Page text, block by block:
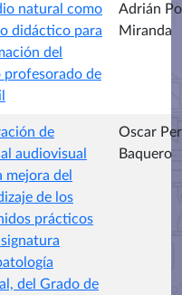
natural como
didáctico para
del
de
Adrián
Miranda
de
audiovisual
mejora del
de los
prácticos
del Grado de
Oscar
Baquero